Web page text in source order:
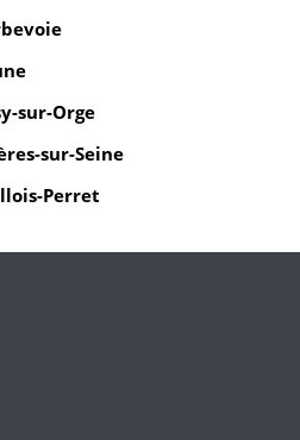
sur-Orge
sur-Seine
Perret